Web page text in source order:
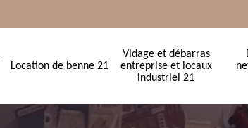
Location de benne 21
Vidage et débarras
entreprise et locaux
industriel 21